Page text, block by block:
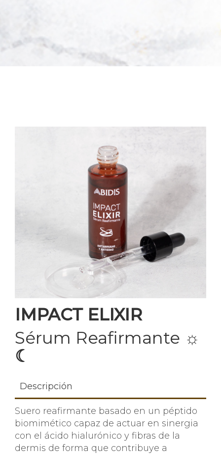
IMPACT ELIXIR
Sérum Reafirmante ☼
☾
Descripción
Suero reafirmante basado en un péptido
biomimético capaz de actuar en sinergia
con el ácido hialurónico y fibras de la
dermis de forma que contribuye a